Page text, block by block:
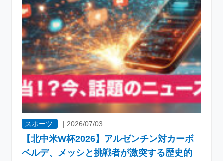
スポーツ |2026/07/03
【北中米W杯2026】アルゼンチン対カーボ
ベルデ、メッシと挑戦者が激突する歴史的